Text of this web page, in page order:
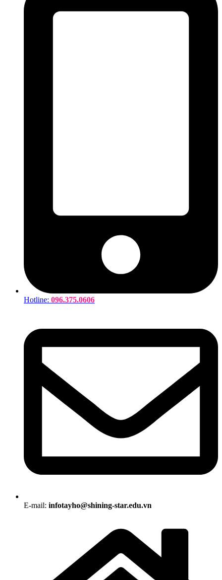
Hotline: 096.375.0606
E-mail: infotayho@shining-star.edu.vn